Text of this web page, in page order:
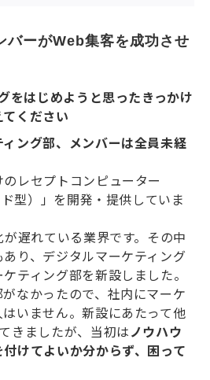
バーがWeb集客を成功させ
をはじめようと思ったきっかけ
ください
ング部、メンバーは全員未経
レセプトコンピューター
ド型）」を開発・提供していま
遅れている業界です。その中
り、デジタルマーケティング
ティング部を新設しました。
なかったので、社内にマーケ
いません。新設にあたって他
きましたが、当初はノウハウ
けてよいか分からず、困って